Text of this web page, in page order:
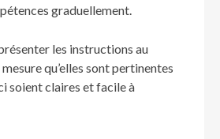
graduellement.
les instructions au
qu’elles sont pertinentes
soient claires et facile à